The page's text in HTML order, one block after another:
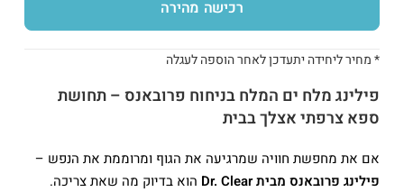
* מחיר ליחידה יתעדכן לאחר הוספה לעגלה
פילינג מלח ים המלח בניחוח פרובאנס – תחושת
ספא צרפתי אצלך בבית
אם את מחפשת חוויה שמרגיעה את הגוף ומרוממת את הנפש –
פילינג פרובאנס מבית Dr. Clear
הוא בדיוק מה שאת צריכה.